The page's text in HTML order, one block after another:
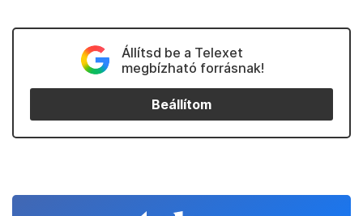
Állítsd be a Telexet
megbízható forrásnak!
Beállítom